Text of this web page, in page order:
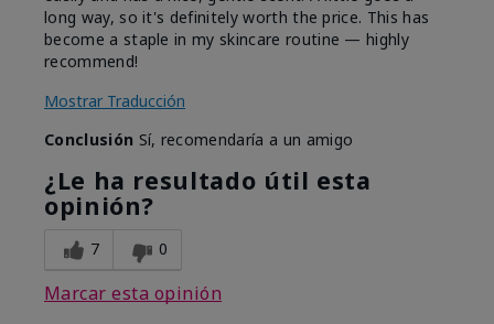
long way, so it's definitely worth the price. This has
become a staple in my skincare routine — highly
recommend!
Mostrar Traducción
Conclusión Sí, recomendaría a un amigo
¿Le ha resultado útil esta
opinión?
7 0
Marcar esta opinión